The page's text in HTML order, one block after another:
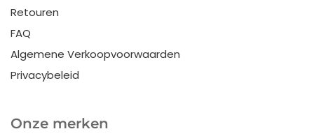
Retouren
FAQ
Algemene Verkoopvoorwaarden
Privacybeleid
Onze merken